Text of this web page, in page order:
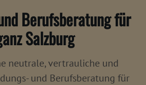
Berufsberatung für
Salzburg
neutrale, vertrauliche und
und Berufsberatung für